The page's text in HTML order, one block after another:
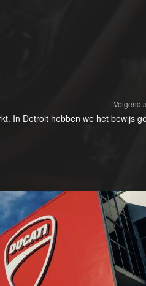
Volgend
In Detroit hebben we het bewijs